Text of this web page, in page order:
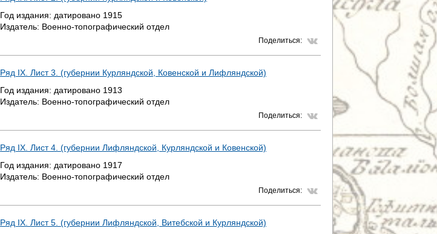
Год издания: датировано 1915
Издатель: Военно-топографический отдел
Поделиться:
Ряд IX. Лист 3. (губернии Курляндской, Ковенской и Лифляндской)
Год издания: датировано 1913
Издатель: Военно-топографический отдел
Поделиться:
Ряд IX. Лист 4. (губернии Лифляндской, Курляндской и Ковенской)
Год издания: датировано 1917
Издатель: Военно-топографический отдел
Поделиться:
Ряд IX. Лист 5. (губернии Лифляндской, Витебской и Курляндской)